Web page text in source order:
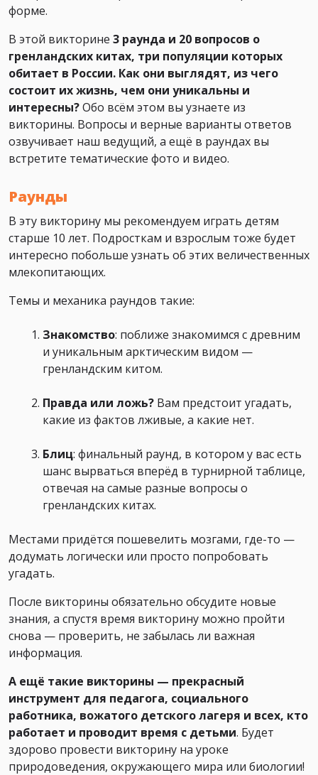
форме.
В этой викторине 3 раунда и 20 вопросов о
гренландских китах, три популяции которых
обитает в России. Как они выглядят, из чего
состоит их жизнь, чем они уникальны и
интересны?Обо всём этом вы узнаете из
викторины. Вопросы и верные варианты ответов
озвучивает наш ведущий, а ещё в раундах вы
встретите тематические фото и видео.
Раунды
В эту викторину мы рекомендуем играть детям
старше 10 лет. Подросткам и взрослым тоже будет
интересно побольше узнать об этих величественных
млекопитающих.
Темы и механика раундов такие:
Знакомство: поближе знакомимся с древним
и уникальным арктическим видом —
гренландским китом.
Правда или ложь? Вам предстоит угадать,
какие из фактов лживые, а какие нет.
Блиц: финальный раунд, в котором у вас есть
шанс вырваться вперёд в турнирной таблице,
отвечая на самые разные вопросы о
гренландских китах.
Местами придётся пошевелить мозгами, где-то —
додумать логически или просто попробовать
угадать.
После викторины обязательно обсудите новые
знания, а спустя время викторину можно пройти
снова — проверить, не забылась ли важная
информация.
А ещё такие викторины — прекрасный
инструмент для педагога, социального
работника, вожатого детского лагеря и всех, кто
работает и проводит время с детьми. Будет
здорово провести викторину на уроке
природоведения, окружающего мира или биологии!